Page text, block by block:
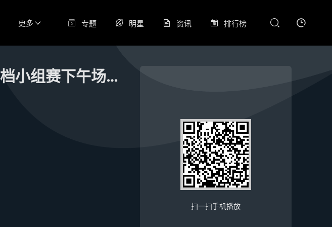
更多 专题 明星 资讯 排行榜
超三联赛 潍坊大区赛B档小组赛下午场20260529
扫一扫手机播放